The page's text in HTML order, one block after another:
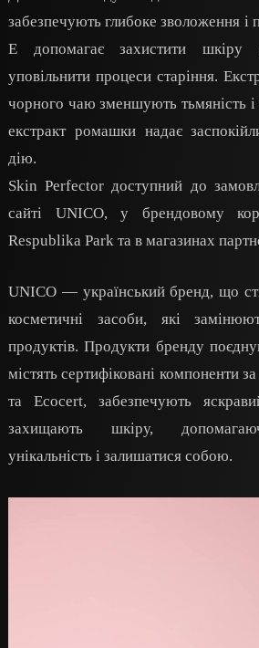
забезпечують глибоке зволоження і
E допомагає захистити шкіру
уповільнити процеси старіння.
чорного чаю зменшують тьмяність
екстракт ромашки надає
дію.
Skin Perfector доступний до
сайті UNICO, у брендовому
Respublika Park та в магазинах
UNICO — український бренд, що
косметичні засоби, які
продуктів. Продукти бренду
містять сертифіковані компоненти
та Ecocert, забезпечують
захищають шкіру,
унікальність і залишатися собою.